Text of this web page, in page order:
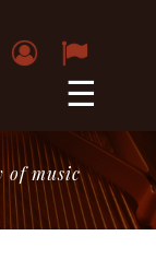
☰
of music